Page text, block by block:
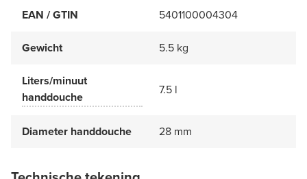
EAN / GTIN 5401100004304
Gewicht 5.5 kg
Liters/minuut
handdouche
7.5 l
Diameter handdouche 28 mm